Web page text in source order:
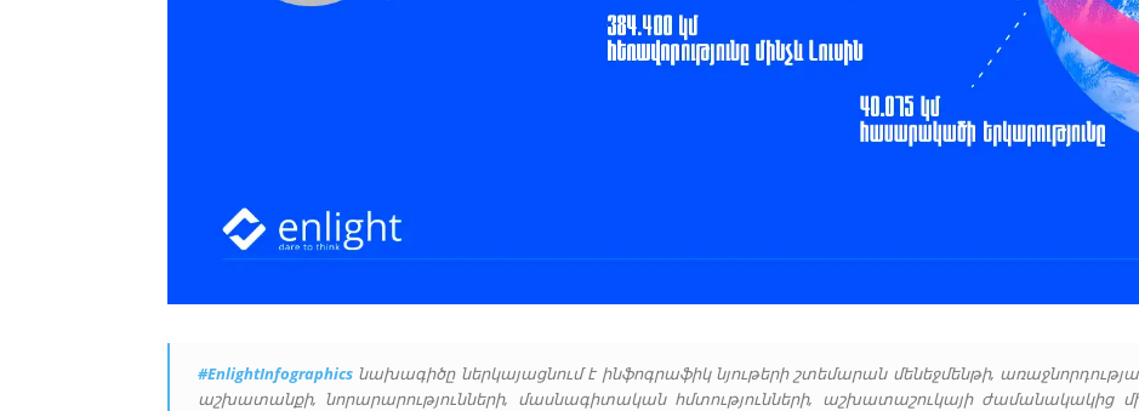
#EnlightInfographics նախագիծը ներկայացնում է ինֆոգրաֆիկ նյութերի շտեմարան մենեջմենթի,
աշխատանքի, նորարարությունների, մասնագիտական հմտությունների, աշխատաշուկայի ժամանակակից